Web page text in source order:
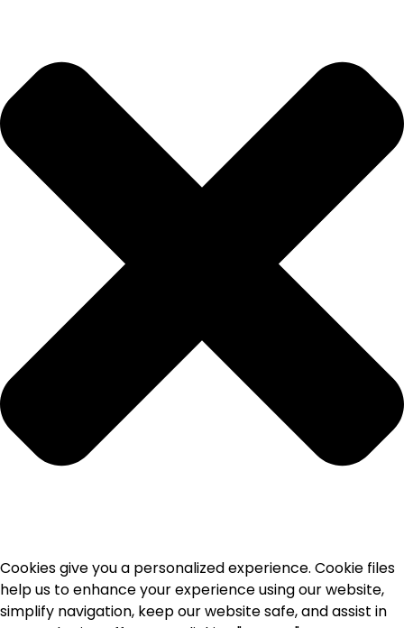
Cookies give you a personalized experience. Cookie files
help us to enhance your experience using our website,
simplify navigation, keep our website safe, and assist in